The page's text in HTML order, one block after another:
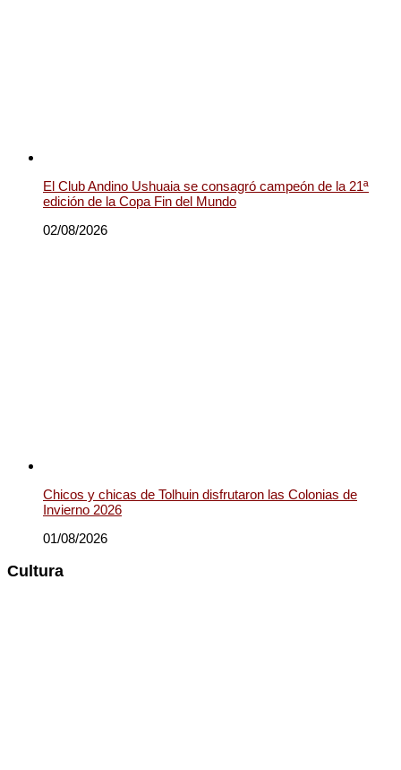
El Club Andino Ushuaia se consagró campeón de la 21ª
edición de la Copa Fin del Mundo
02/08/2026
Chicos y chicas de Tolhuin disfrutaron las Colonias de
Invierno 2026
01/08/2026
Cultura